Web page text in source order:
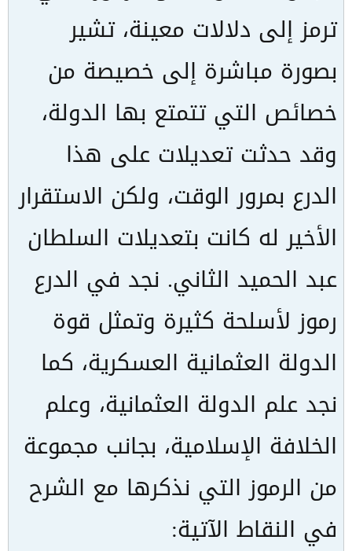
ترمز إلى دلالات معينة، تشير
بصورة مباشرة إلى خصيصة من
خصائص التي تتمتع بها الدولة،
وقد حدثت تعديلات على هذا
الدرع بمرور الوقت، ولكن الاستقرار
الأخير له كانت بتعديلات السلطان
عبد الحميد الثاني. نجد في الدرع
رموز لأسلحة كثيرة وتمثل قوة
الدولة العثمانية العسكرية، كما
نجد علم الدولة العثمانية، وعلم
الخلافة الإسلامية، بجانب مجموعة
من الرموز التي نذكرها مع الشرح
في النقاط الآتية: